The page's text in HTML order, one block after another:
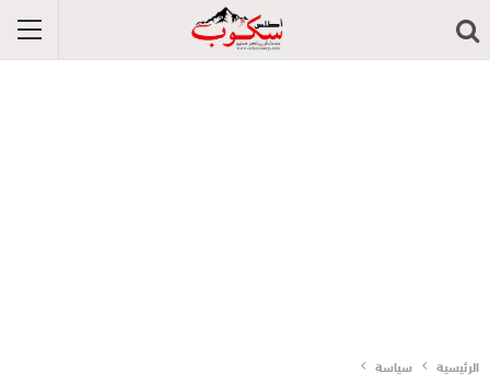
الرئيسية سياسة